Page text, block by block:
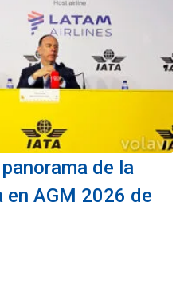
de la
en AGM 2026 de